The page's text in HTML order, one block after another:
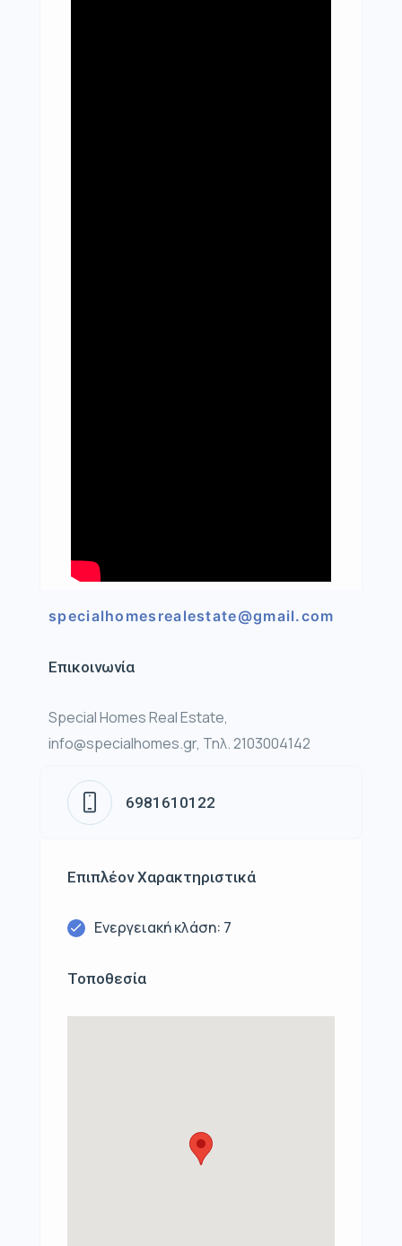
specialhomesrealestate@gmail.com
Επικοινωνία
Special Homes Real Estate,
info@specialhomes.gr, Τηλ. 2103004142
6981610122
Επιπλέον Χαρακτηριστικά
Ενεργειακή κλάση: 7
Τοποθεσία